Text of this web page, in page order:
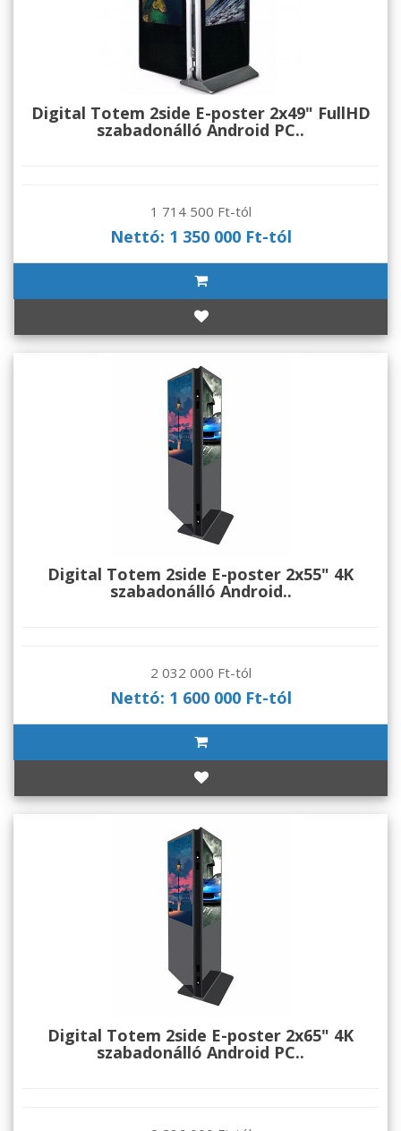
Digital Totem 2side E-poster 2x49" FullHD
szabadonálló Android PC..
1 714 500 Ft-tól
Nettó: 1 350 000 Ft-tól
Digital Totem 2side E-poster 2x55" 4K
szabadonálló Android..
2 032 000 Ft-tól
Nettó: 1 600 000 Ft-tól
Digital Totem 2side E-poster 2x65" 4K
szabadonálló Android PC..